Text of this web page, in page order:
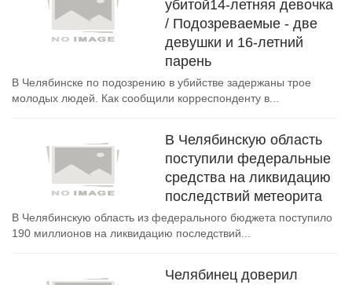
убитой14-летняя девочка
/ Подозреваемые - две
девушки и 16-летний
парень
В Челябинске по подозрению в убийстве задержаны трое
молодых людей. Как сообщили корреспонденту в...
В Челябинскую область
поступили федеральные
средства на ликвидацию
последствий метеорита
В Челябинскую область из федерального бюджета поступило
190 миллионов на ликвидацию последствий...
Челябинец доверил